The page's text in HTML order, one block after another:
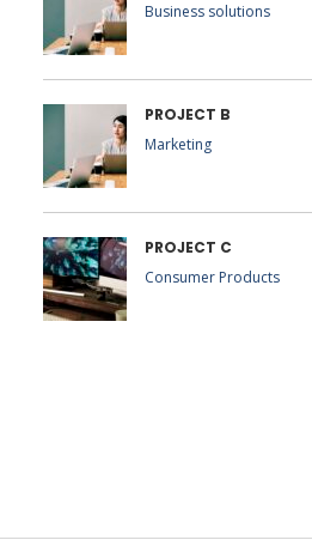
Business solutions
PROJECT B
Marketing
PROJECT C
Consumer Products